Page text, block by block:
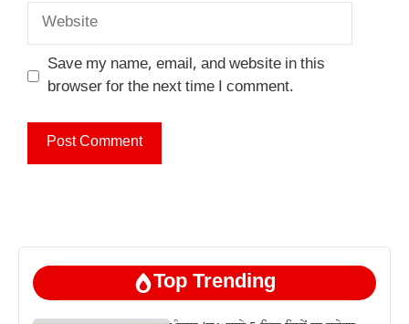
Website
Save my name, email, and website in this
browser for the next time I comment.
Top Trending